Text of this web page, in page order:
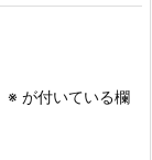
※ が付いている欄